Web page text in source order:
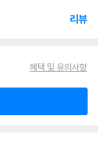
리뷰
혜택 및 유의사항